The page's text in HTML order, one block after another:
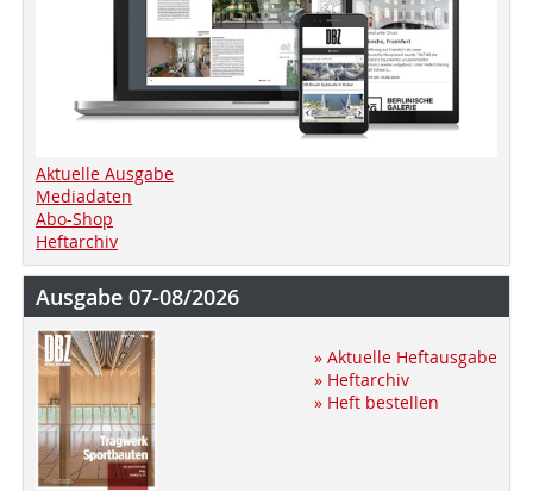
Aktuelle Ausgabe
Mediadaten
Abo-Shop
Heftarchiv
Ausgabe 07-08/2026
» Aktuelle Heftausgabe
» Heftarchiv
» Heft bestellen